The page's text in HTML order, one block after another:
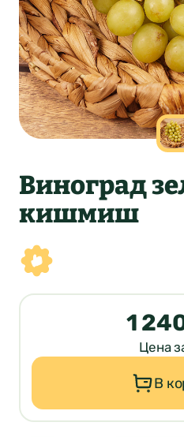
Виноград
кишмиш
1
Цена
В